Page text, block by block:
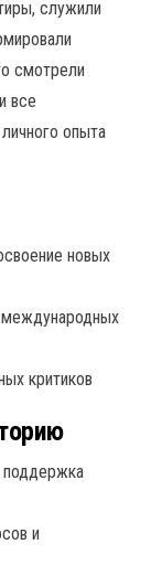
служили
смотрели
все
опыта
новых
международных
критиков
поддержка
и